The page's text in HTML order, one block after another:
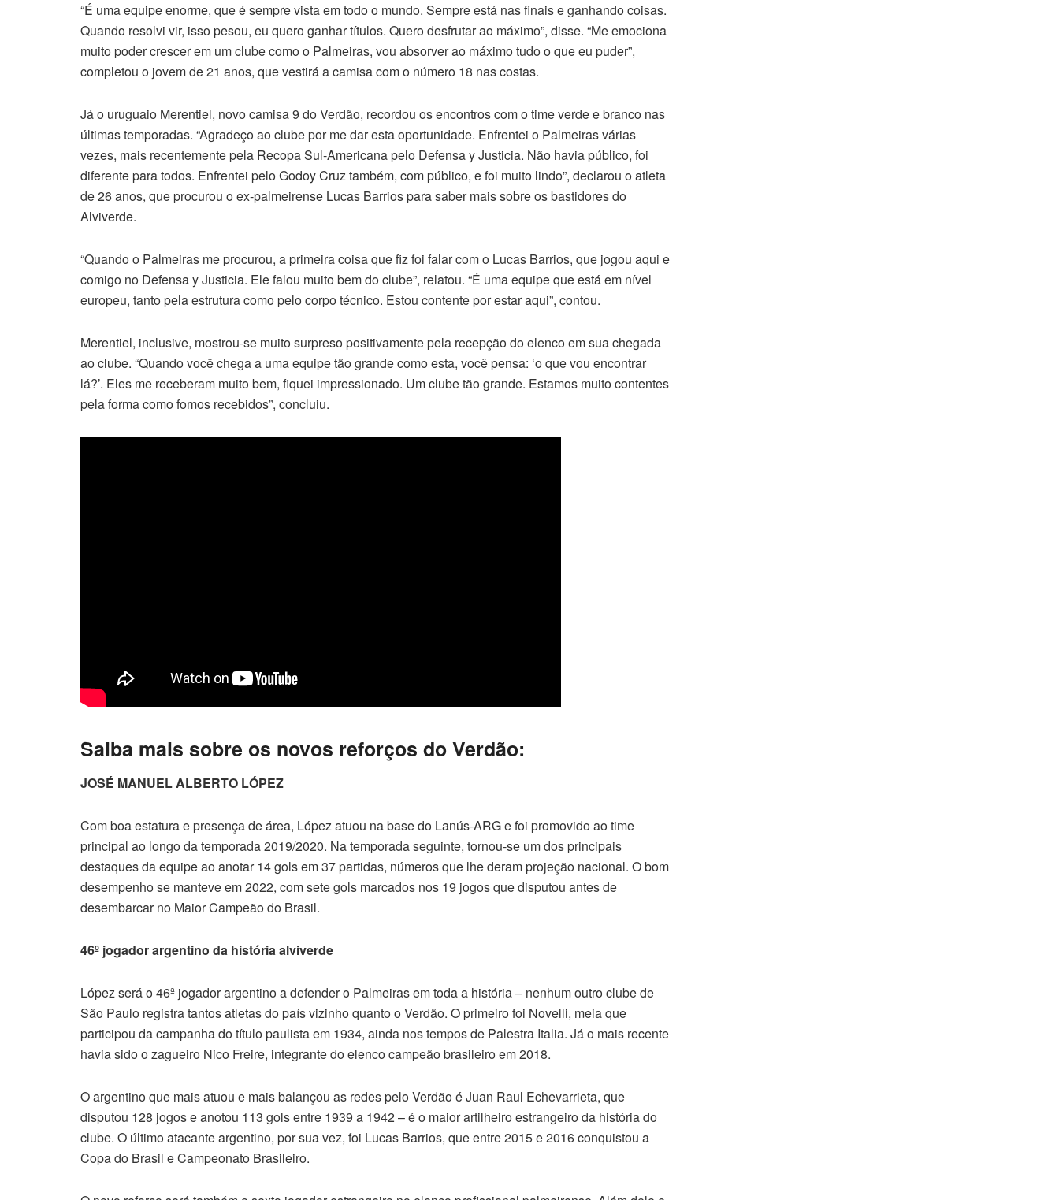
“É uma equipe enorme, que é sempre vista em todo o mundo. Sempre está nas finais e ganhando coisas.
Quando resolvi vir, isso pesou, eu quero ganhar títulos. Quero desfrutar ao máximo”, disse. “Me emociona
muito poder crescer em um clube como o Palmeiras, vou absorver ao máximo tudo o que eu puder”,
completou o jovem de 21 anos, que vestirá a camisa com o número 18 nas costas.
Já o uruguaio Merentiel, novo camisa 9 do Verdão, recordou os encontros com o time verde e branco nas
últimas temporadas. “Agradeço ao clube por me dar esta oportunidade. Enfrentei o Palmeiras várias
vezes, mais recentemente pela Recopa Sul-Americana pelo Defensa y Justicia. Não havia público, foi
diferente para todos. Enfrentei pelo Godoy Cruz também, com público, e foi muito lindo”, declarou o atleta
de 26 anos, que procurou o ex-palmeirense Lucas Barrios para saber mais sobre os bastidores do
Alviverde.
“Quando o Palmeiras me procurou, a primeira coisa que fiz foi falar com o Lucas Barrios, que jogou aqui e
comigo no Defensa y Justicia. Ele falou muito bem do clube”, relatou. “É uma equipe que está em nível
europeu, tanto pela estrutura como pelo corpo técnico. Estou contente por estar aqui”, contou.
Merentiel, inclusive, mostrou-se muito surpreso positivamente pela recepção do elenco em sua chegada
ao clube. “Quando você chega a uma equipe tão grande como esta, você pensa: ‘o que vou encontrar
lá?’. Eles me receberam muito bem, fiquei impressionado. Um clube tão grande. Estamos muito contentes
pela forma como fomos recebidos”, concluiu.
Saiba mais sobre os novos reforços do Verdão:
JOSÉ MANUEL ALBERTO LÓPEZ
Com boa estatura e presença de área, López atuou na base do Lanús-ARG e foi promovido ao time
principal ao longo da temporada 2019/2020. Na temporada seguinte, tornou-se um dos principais
destaques da equipe ao anotar 14 gols em 37 partidas, números que lhe deram projeção nacional. O bom
desempenho se manteve em 2022, com sete gols marcados nos 19 jogos que disputou antes de
desembarcar no Maior Campeão do Brasil.
46º jogador argentino da história alviverde
López será o 46ª jogador argentino a defender o Palmeiras em toda a história – nenhum outro clube de
São Paulo registra tantos atletas do país vizinho quanto o Verdão. O primeiro foi Novelli, meia que
participou da campanha do título paulista em 1934, ainda nos tempos de Palestra Italia. Já o mais recente
havia sido o zagueiro Nico Freire, integrante do elenco campeão brasileiro em 2018.
O argentino que mais atuou e mais balançou as redes pelo Verdão é Juan Raul Echevarrieta, que
disputou 128 jogos e anotou 113 gols entre 1939 a 1942 – é o maior artilheiro estrangeiro da história do
clube. O último atacante argentino, por sua vez, foi Lucas Barrios, que entre 2015 e 2016 conquistou a
Copa do Brasil e Campeonato Brasileiro.